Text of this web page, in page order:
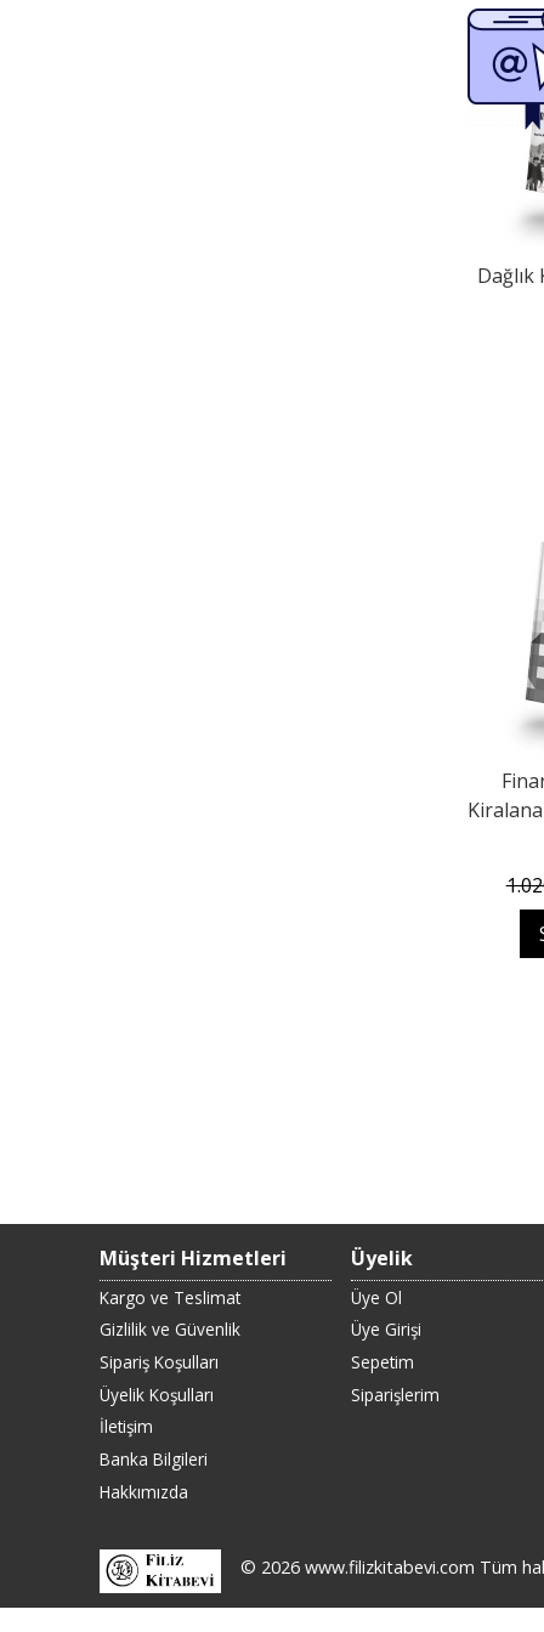
Dağlık
Müşteri Hizmetleri
Kargo ve Teslimat
Gizlilik ve Güvenlik
Sipariş Koşulları
Üyelik Koşulları
İletişim
Banka Bilgileri
Hakkımızda
Üyelik
Üye Ol
Üye Girişi
Sepetim
Siparişlerim
© 2026 www.filizkitabevi.com Tüm